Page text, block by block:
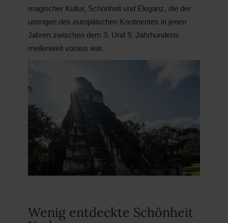
magischer Kultur, Schönheit und Eleganz, die der
unsrigen des europäischen Kontinentes in jenen
Jahren zwischen dem 3. Und 9. Jahrhunderts
meilenweit voraus war.
Wenig entdeckte Schönheit